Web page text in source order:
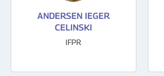
ANDERSEN IEGER
CELINSKI
IFPR